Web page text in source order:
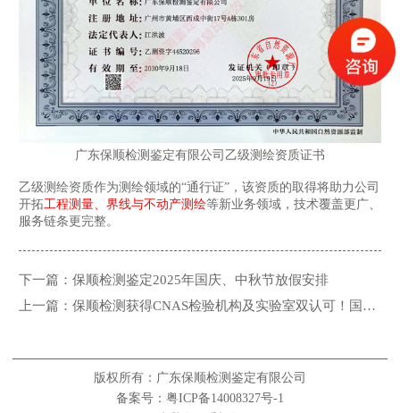
广东保顺检测鉴定有限公司乙级测绘资质证书
乙级测绘资质作为测绘领域的“通行证”，该资质的取得将助力公司
开拓工程测量、界线与不动产测绘等新业务领域，技术覆盖更广、
服务链条更完整。
下一篇：保顺检测鉴定2025年国庆、中秋节放假安排
上一篇：保顺检测获得CNAS检验机构及实验室双认可！国家
版权所有：广东保顺检测鉴定有限公司
备案号：粤ICP备14008327号-1